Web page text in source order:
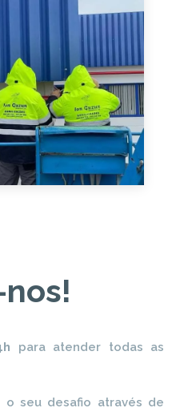
para atender todas as
o seu desafio através de